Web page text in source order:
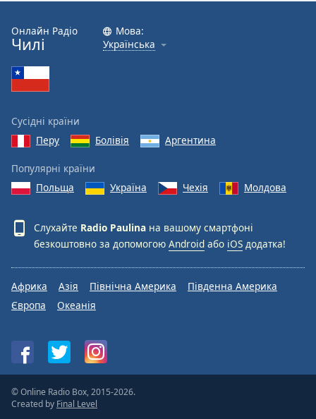
Онлайн Радіо
Чилі
Мова:
Українська
Сусідні країни
Перу
Болівія Аргентина
Популярні країни
Польща
Україна Чехія Молдова
Слухайте Radio Paulina на вашому смартфоні
безкоштовно за допомогою Android або iOS додатка!
Африка Азія Північна Америка
Південна Америка
Європа
Океанія
© Online Radio Box, 2015-2026.
Created by Final Level